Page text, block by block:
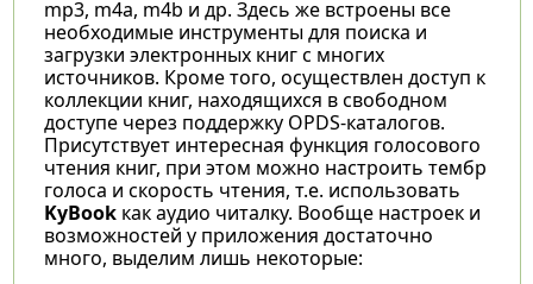
mp3, m4a, m4b и др. Здесь же встроены все
необходимые инструменты для поиска и
загрузки электронных книг с многих
источников. Кроме того, осуществлен доступ к
коллекции книг, находящихся в свободном
доступе через поддержку OPDS-каталогов.
Присутствует интересная функция голосового
чтения книг, при этом можно настроить тембр
голоса и скорость чтения, т.е. использовать
KyBookкак аудио читалку. Вообще настроек и
возможностей у приложения достаточно
много, выделим лишь некоторые: